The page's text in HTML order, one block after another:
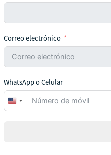
Correo electrónico
WhatsApp o Celular
United
States